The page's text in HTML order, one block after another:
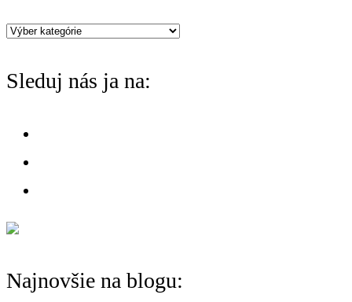
f
o
Máte
na:
Sleduj nás ja na:
Najnovšie na blogu: